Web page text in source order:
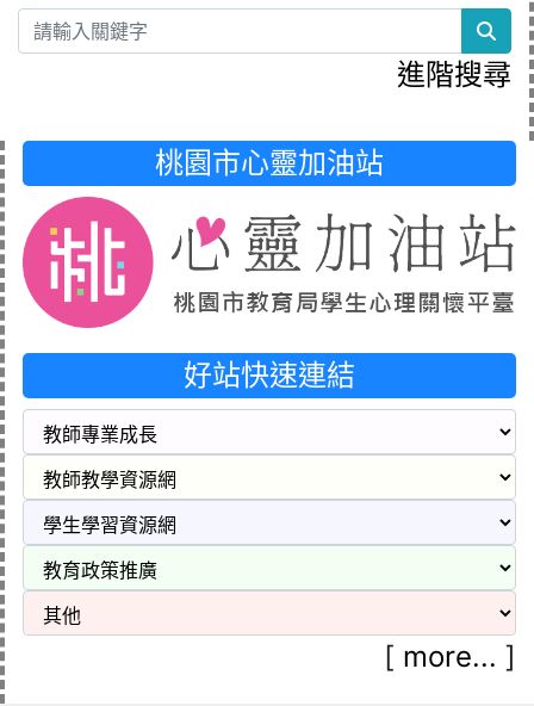
進階搜尋
桃園市心靈加油站
好站快速連結
[ more... ]